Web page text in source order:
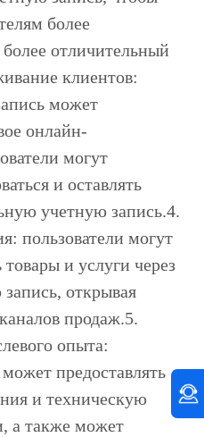
более
отличительный
клиентов:
может
онлайн-
могут
и оставлять
учетную запись.4.
пользователи могут
и услуги через
открывая
продаж.5.
опыта:
предоставлять
и техническую
а также может